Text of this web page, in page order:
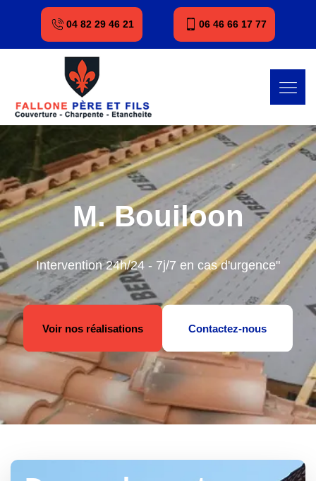
04 82 29 46 21 06 46 66 17 77
M. Bouiloon
Intervention 24h/24 - 7j/7 en cas d'urgence"
Voir nos réalisations Contactez-nous